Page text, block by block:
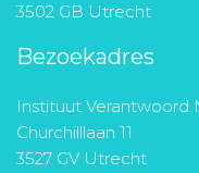
3502 GB Utrecht
Bezoekadres
Instituut Verantwoord
Churchilllaan 11
3527 GV Utrecht